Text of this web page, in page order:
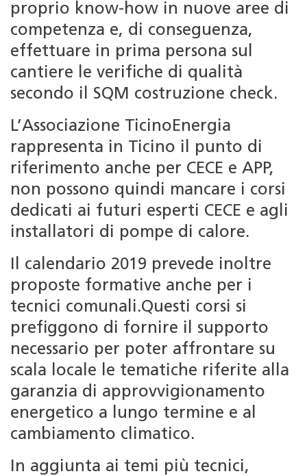
proprio know-how in nuove aree di
competenza e, di conseguenza,
effettuare in prima persona sul
cantiere le verifiche di qualità
secondo il SQM costruzione check.
L’Associazione TicinoEnergia
rappresenta in Ticino il punto di
riferimento anche per CECE e APP,
non possono quindi mancare i corsi
dedicati ai futuri esperti CECE e agli
installatori di pompe di calore.
Il calendario 2019 prevede inoltre
proposte formative anche per i
tecnici comunali.Questi corsi si
prefiggono di fornire il supporto
necessario per poter affrontare su
scala locale le tematiche riferite alla
garanzia di approvvigionamento
energetico a lungo termine e al
cambiamento climatico.
In aggiunta ai temi più tecnici,